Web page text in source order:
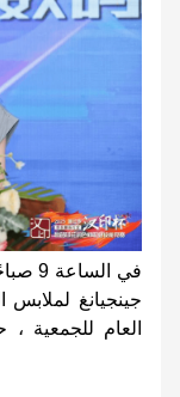
في
جينجيانغ
العام للجمعية ،